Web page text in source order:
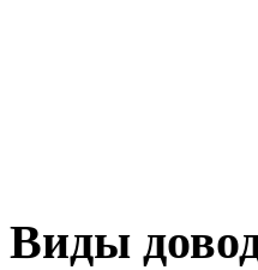
Виды